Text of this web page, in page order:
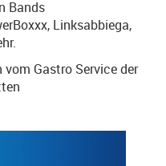
Bands
Linksabbiega,
Gastro Service der